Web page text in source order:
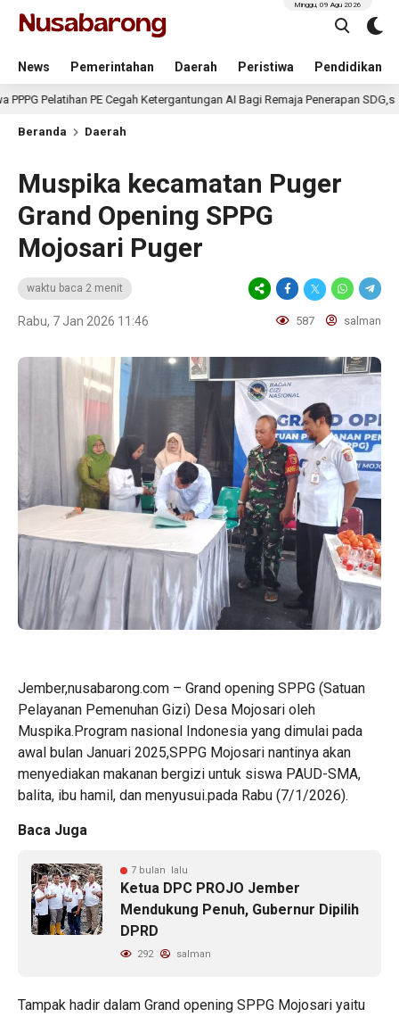
News Pemerintahan Daerah Peristiwa Pendidikan
Minggu, 09 Agu 2026
PE Cegah Ketergantungan AI Bagi Remaja Penerapan SDG,s 5
Beranda Daerah
Muspika kecamatan Puger
Grand Opening SPPG
Mojosari Puger
waktu baca 2 menit
Rabu, 7 Jan 2026 11:46 587 salman
Jember,nusabarong.com – Grand opening SPPG (Satuan
Pelayanan Pemenuhan Gizi) Desa Mojosari oleh
Muspika.Program nasional Indonesia yang dimulai pada
awal bulan Januari 2025,SPPG Mojosari nantinya akan
menyediakan makanan bergizi untuk siswa PAUD-SMA,
balita, ibu hamil, dan menyusui.pada Rabu (7/1/2026).
Baca Juga
7 bulan lalu
Ketua DPC PROJO Jember
Mendukung Penuh, Gubernur Dipilih
DPRD
292 salman
Tampak hadir dalam Grand opening SPPG Mojosari yaitu